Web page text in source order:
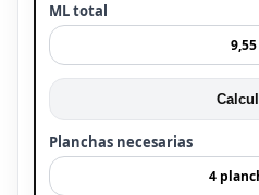
ML total
Planchas necesarias